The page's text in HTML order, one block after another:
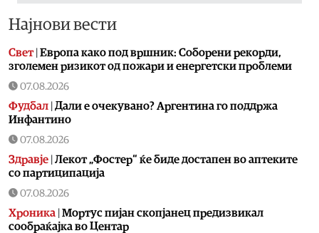
Најнови вести
Свет| Европа како под вршник: Соборени рекорди,
зголемен ризикот од пожари и енергетски проблеми
07.08.2026
Фудбал Дали е очекувано? Аргентина го поддржа
Инфантино
07.08.2026
Здравје Лекот „Фостер“ ќе биде достапен во аптеките
со партиципација
07.08.2026
Хроника Мортус пијан скопјанец предизвикал
сообраќајка во Центар